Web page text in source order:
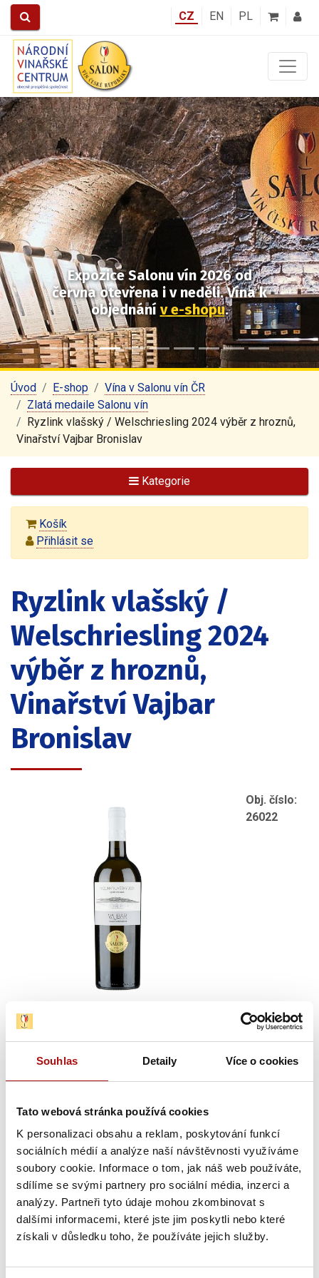
Souhlas Detaily Více o cookies
Tato webová stránka používá cookies
K personalizaci obsahu a reklam, poskytování funkcí
sociálních médií a analýze naší návštěvnosti využíváme
soubory cookie. Informace o tom, jak náš web používáte,
sdílíme se svými partnery pro sociální média, inzerci a
analýzy. Partneři tyto údaje mohou zkombinovat s
dalšími informacemi, které jste jim poskytli nebo které
získali v důsledku toho, že používáte jejich služby.
CZ EN PL
Expozice Salonu vín 2026od
června otevřena i v neděli.Vína k
objednání v e-shopu.
Předchozí Další
Úvod E-shop
Vína v Salonu vín ČR
Zlatá medaile Salonu vín
Ryzlink vlašský / Welschriesling 2024 výběr z hroznů,
Vinařství Vajbar Bronislav
Kategorie
Košík
Přihlásit se
Ryzlink vlašský /
Welschriesling 2024
výběr z hroznů,
Vinařství Vajbar
Bronislav
Obj. číslo:
26022
Vinařská podoblast:Mikulovská,
Vinařská obec:Bavory,
Viniční trať: Maliny
Charakteristika:
Barva je zlato-zelenkavá. Vůně je bohatá,
přímočaře svěží a dynamická, s tóny jitrocelového sirupu,
akátového medu, pečených jablek a křížal. Za velmi výraznou
minerální stopou přichází červené pomelo. Chuť je široká a
s praženými oříšky a hrušky máslovky. Závěr je šťavnatý,